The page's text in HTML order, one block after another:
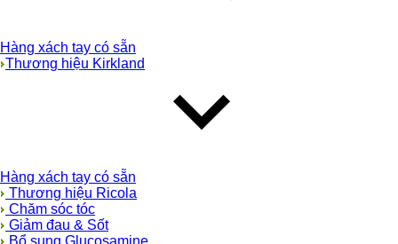
Hàng xách tay có sẵn
Thương hiệu Kirkland
Hàng xách tay có sẵn
Thương hiệu Ricola
Chăm sóc tóc
Giảm đau & Sốt
Bổ sung Glucosamine